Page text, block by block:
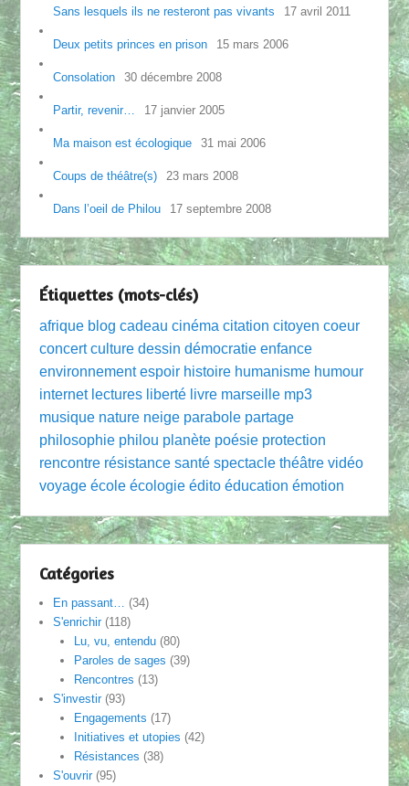
Sans lesquels ils ne resteront pas vivants 17 avril 2011
Deux petits princes en prison 15 mars 2006
Consolation 30 décembre 2008
Partir, revenir… 17 janvier 2005
Ma maison est écologique 31 mai 2006
Coups de théâtre(s) 23 mars 2008
Dans l’oeil de Philou 17 septembre 2008
Étiquettes (mots-clés)
afrique blog cadeau cinéma citation citoyen coeur
concert culture dessin démocratie enfance
environnement espoir histoire humanisme humour
internet lectures liberté livre marseille mp3
musique nature neige parabole partage
philosophie philou planète poésie protection
rencontre résistance santé spectacle théâtre vidéo
voyage école écologie édito éducation émotion
Catégories
En passant…
(34)
S'enrichir(118)
Lu, vu, entendu(80)
Paroles de sages (39)
Rencontres (13)
S'investir(93)
Engagements (17)
Initiatives et utopies (42)
Résistances (38)
S'ouvrir(95)